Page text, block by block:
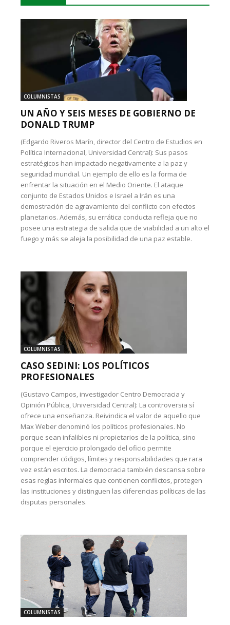
COLUMNISTAS
UN AÑO Y SEIS MESES DE GOBIERNO DE
DONALD TRUMP
(Edgardo Riveros Marín, director del Centro de Estudios en
Política Internacional, Universidad Central): Sus pasos
estratégicos han impactado negativamente a la paz y
seguridad mundial. Un ejemplo de ello es la forma de
enfrentar la situación en el Medio Oriente. El ataque
conjunto de Estados Unidos e Israel a Irán es una
demostración de agravamiento del conflicto con efectos
planetarios. Además, su errática conducta refleja que no
posee una estrategia de salida que de viabilidad a un alto el
fuego y más se aleja la posibilidad de una paz estable.
COLUMNISTAS
CASO SEDINI: LOS POLÍTICOS
PROFESIONALES
(Gustavo Campos, investigador Centro Democracia y
Opinión Pública, Universidad Central): La controversia sí
ofrece una enseñanza. Reivindica el valor de aquello que
Max Weber denominó los políticos profesionales. No
porque sean infalibles ni propietarios de la política, sino
porque el ejercicio prolongado del oficio permite
comprender códigos, límites y responsabilidades que rara
vez están escritos. La democracia también descansa sobre
esas reglas informales que contienen conflictos, protegen
las instituciones y distinguen las diferencias políticas de las
disputas personales.
COLUMNISTAS